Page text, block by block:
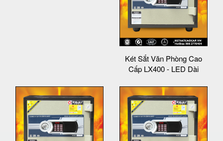
Két Sắt Văn Phòng Cao
Cấp LX400 - LED Dài